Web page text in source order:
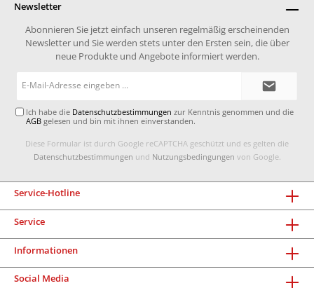
Newsletter
Abonnieren Sie jetzt einfach unseren regelmäßig erscheinenden
Newsletter und Sie werden stets unter den Ersten sein, die über
neue Produkte und Angebote informiert werden.
Ich habe die Datenschutzbestimmungen zur Kenntnis genommen und die
AGB gelesen und bin mit ihnen einverstanden.
Diese Formular ist durch Google reCAPTCHA geschützt und es gelten die
Datenschutzbestimmungen und Nutzungsbedingungen von Google.
Service-Hotline
Service
Informationen
Social Media